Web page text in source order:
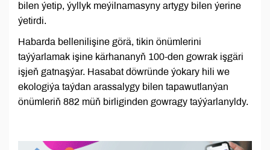
bilen ýetip, ýyllyk meýilnamasyny artygy bilen ýerine
ýetirdi.
Habarda bellenilişine görä, tikin önümlerini
taýýarlamak işine kärhananyň 100-den gowrak işgäri
işjeň gatnaşýar. Hasabat döwründe ýokary hili we
ekologiýa taýdan arassalygy bilen tapawutlanýan
önümleriň 882 müň birliginden gowragy taýýarlanyldy.